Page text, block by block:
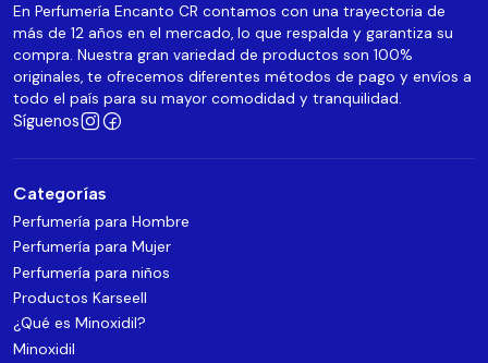
En Perfumería Encanto CR contamos con una trayectoria de
más de 12 años en el mercado, lo que respalda y garantiza su
compra. Nuestra gran variedad de productos son 100%
originales, te ofrecemos diferentes métodos de pago y envíos a
todo el país para su mayor comodidad y tranquilidad.
Síguenos
Categorías
Perfumería para Hombre
Perfumería para Mujer
Perfumería para niños
Productos Karseell
¿Qué es Minoxidil?
Minoxidil